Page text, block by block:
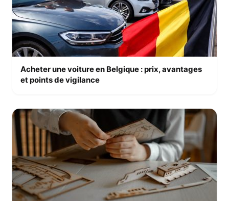
Acheter une voiture en Belgique : prix, avantages
et points de vigilance